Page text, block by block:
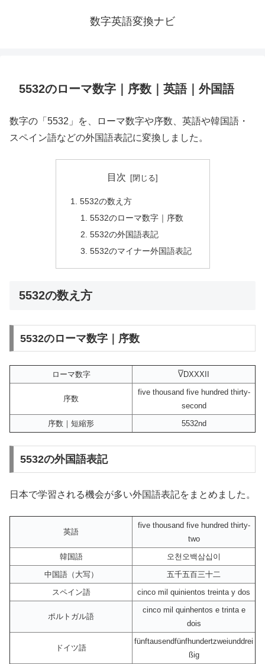
数字英語変換ナビ
5532のローマ数字｜序数｜英語｜外国語
数字の「5532」を、ローマ数字や序数、英語や韓国語・
スペイン語などの外国語表記に変換しました。
目次
5532の数え方
5532のローマ数字｜序数
5532の外国語表記
5532のマイナー外国語表記
5532の数え方
5532のローマ数字｜序数
ローマ数字 VDXXXII
序数
five thousand five hundred thirty-
second
序数｜短縮形
5532nd
5532の外国語表記
日本で学習される機会が多い外国語表記をまとめました。
英語
five thousand five hundred thirty-
two
韓国語
오천오백삼십이
中国語（大写）
五千五百三十二
スペイン語
cinco mil quinientos treinta y dos
ポルトガル語
cinco mil quinhentos e trinta e
dois
ドイツ語
fünftausendfünfhundertzweiunddrei
ßig